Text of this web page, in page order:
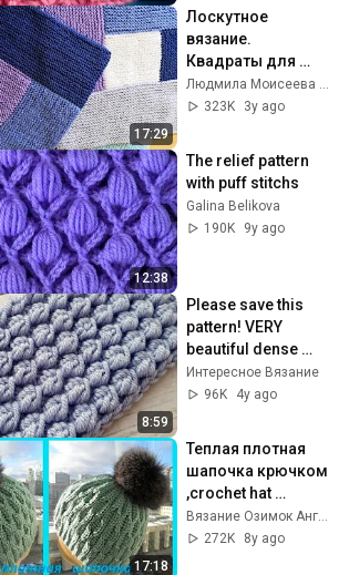
17:29
Лоскутное
вязание.
Квадраты для
пледа. МК+схема. Людмила Моисеева Жизнь только начинается
323K
3y ago
12:38
The relief pattern
with puff stitchs
Galina Belikova
190K
9y ago
8:59
Please save this
pattern! VERY
beautiful dense
crochet pattern.
Crochet.
Интересное Вязание
96K
4y ago
17:18
Теплая плотная
шапочка крючком
,crochet hat
(Шапки №103)
Вязание Озимок Ангелина
272K
8y ago